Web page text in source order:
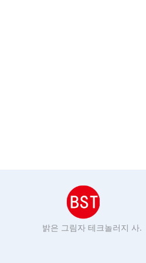
밝은 그림자 테크놀러지 사.